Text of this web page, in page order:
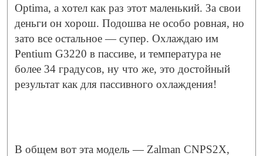
Optima, а хотел как раз этот маленький. За свои
деньги он хорош. Подошва не особо ровная, но
зато все остальное — супер. Охлаждаю им
Pentium G3220 в пассиве, и температура не
более 34 градусов, ну что же, это достойный
результат как для пассивного охлаждения!
В общем вот эта модель — Zalman CNPS2X,